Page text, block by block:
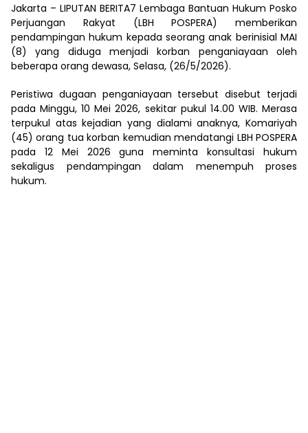
Jakarta – LIPUTAN BERITA7 Lembaga Bantuan Hukum Posko
Perjuangan Rakyat (LBH POSPERA) memberikan
pendampingan hukum kepada seorang anak berinisial MAI
(8) yang diduga menjadi korban penganiayaan oleh
beberapa orang dewasa, Selasa, (26/5/2026).
Peristiwa dugaan penganiayaan tersebut disebut terjadi
pada Minggu, 10 Mei 2026, sekitar pukul 14.00 WIB. Merasa
terpukul atas kejadian yang dialami anaknya, Komariyah
(45) orang tua korban kemudian mendatangi LBH POSPERA
pada 12 Mei 2026 guna meminta konsultasi hukum
sekaligus pendampingan dalam menempuh proses
hukum.